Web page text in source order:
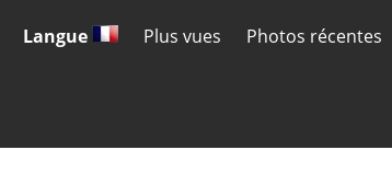
Langue Plus vues Photos récentes